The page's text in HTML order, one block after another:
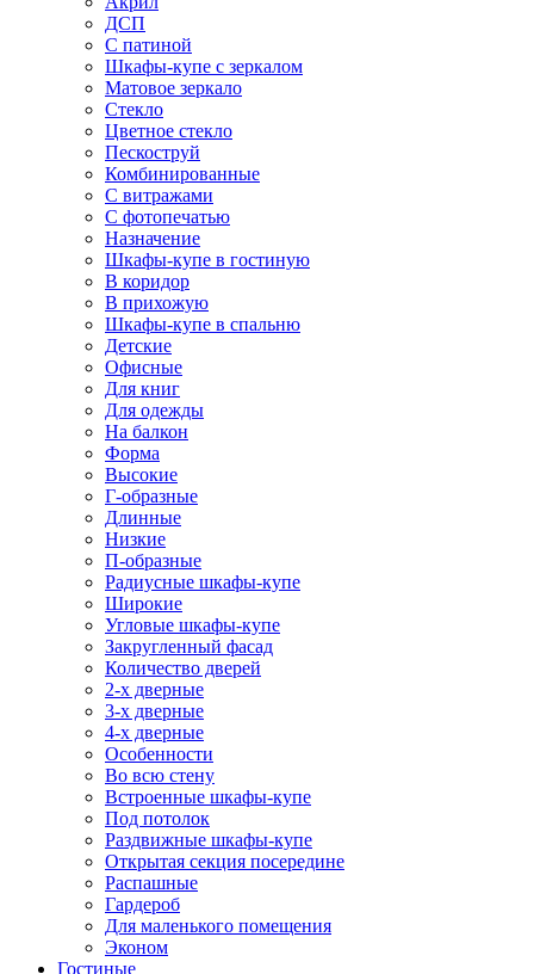
ДСП
С патиной
Шкафы-купе с зеркалом
Матовое зеркало
Стекло
Цветное стекло
Пескоструй
Комбинированные
С витражами
С фотопечатью
Назначение
Шкафы-купе в гостиную
В коридор
В прихожую
Шкафы-купе в спальню
Детские
Офисные
Для книг
Для одежды
На балкон
Форма
Высокие
Г-образные
Длинные
Низкие
П-образные
Радиусные шкафы-купе
Широкие
Угловые шкафы-купе
Закругленный фасад
Количество дверей
2-х дверные
3-х дверные
4-х дверные
Особенности
Во всю стену
Встроенные шкафы-купе
Под потолок
Раздвижные шкафы-купе
Открытая секция посередине
Распашные
Гардероб
Для маленького помещения
Эконом
Гостиные